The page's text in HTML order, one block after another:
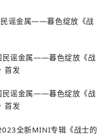
全新MINI专辑《战士的